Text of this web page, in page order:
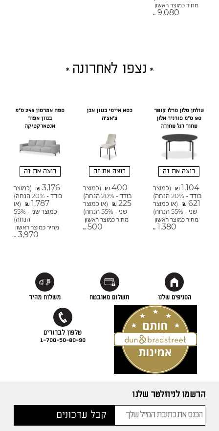
מחיר כמוצר ראשון
₪ 9,080
נצפו לאחרונה
שולחן סלון מרלו קוטר
90 ס"מ פורניר אלון
שחור רגל שחורה
רוצה את זה
₪ 1,104
(כמוצר
בודד - 20% הנחה)
₪ 621
(או כמוצר
שני - 55% הנחה)
מחיר כמוצר ראשון
₪ 1,380
כסא איימי בגוון אבן
צ'אצ'ה
רוצה את זה
₪ 400
(כמוצר
בודד - 20% הנחה)
₪ 225
(או כמוצר
שני - 55% הנחה)
מחיר כמוצר ראשון
₪ 500
ספה אמרסון 245 ס"מ
בגוון אפור
אנטארקטיקה
רוצה את זה
₪ 3,176
(כמוצר
בודד - 20% הנחה)
₪ 1,787
(או
כמוצר שני - 55%
הנחה)
מחיר כמוצר ראשון
₪ 3,970
הסניפים שלנו תשלום מאובטח משלוח מהיר
1-700-50-80-90
הרשמו לניוזלטר שלנו